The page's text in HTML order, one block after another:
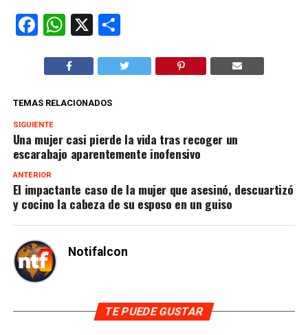
Facebook
WhatsApp
X Compartir
TEMAS RELACIONADOS
SIGUIENTE
Una mujer casi pierde la vida tras recoger un
escarabajo aparentemente inofensivo
ANTERIOR
El impactante caso de la mujer que asesinó, descuartizó
y cocino la cabeza de su esposo en un guiso
Notifalcon
TE PUEDE GUSTAR